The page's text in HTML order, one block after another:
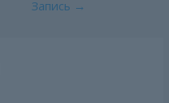
Запись →